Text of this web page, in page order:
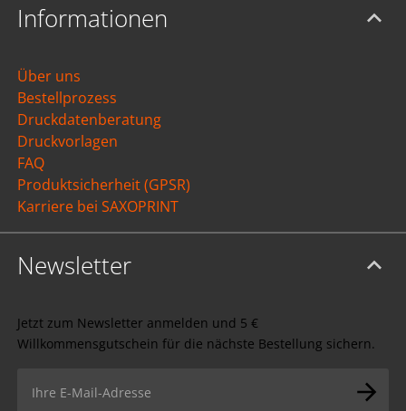
Informationen
Über uns
Bestellprozess
Druckdatenberatung
Druckvorlagen
FAQ
Produktsicherheit (GPSR)
Karriere bei SAXOPRINT
Newsletter
Jetzt zum Newsletter anmelden und 5 €
Willkommensgutschein für die nächste Bestellung sichern.